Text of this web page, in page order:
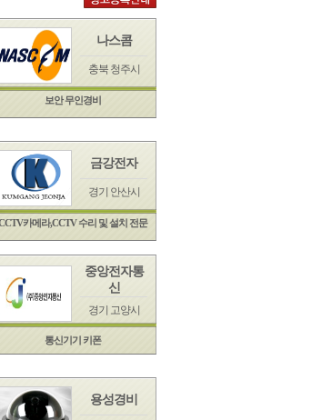
나스콤
충북 청주시
보안 무인경비
금강전자
경기 안산시
카메라,CCTV 수리 및 설치 전문
중앙전자통
신
경기 고양시
통신기기 키폰
용성경비